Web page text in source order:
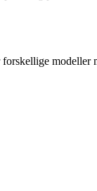
modeller